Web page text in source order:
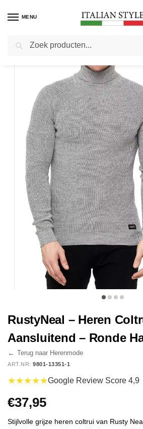
MENU
Home Herenmode / Coltruien
RustyNeal – Heren
Aansluitend – Ronde
← Terug naar Herenmode
ART.NR: 9801-13351-1
★★★★★Google Review Score 4,9
€37,95
Stijlvolle grijze heren coltrui van Rusty